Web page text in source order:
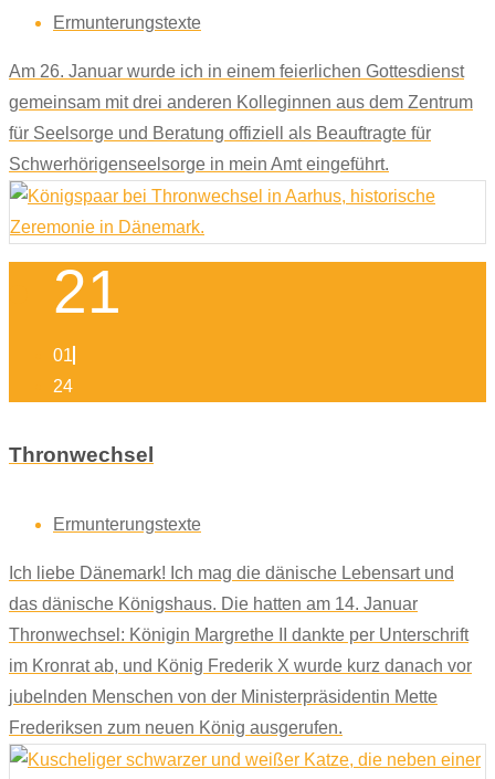
Ermunterungstexte
Am 26. Januar wurde ich in einem feierlichen Gottesdienst
gemeinsam mit drei anderen Kolleginnen aus dem Zentrum
für Seelsorge und Beratung offiziell als Beauftragte für
Schwerhörigenseelsorge in mein Amt eingeführt.
21
01
24
Thronwechsel
Ermunterungstexte
Ich liebe Dänemark! Ich mag die dänische Lebensart und
das dänische Königshaus. Die hatten am 14. Januar
Thronwechsel: Königin Margrethe II dankte per Unterschrift
im Kronrat ab, und König Frederik X wurde kurz danach vor
jubelnden Menschen von der Ministerpräsidentin Mette
Frederiksen zum neuen König ausgerufen.